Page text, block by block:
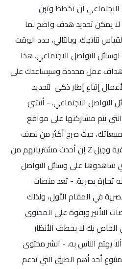
ان تخطط وتبنِ
لا يمكن تحديد هدف واضح لما
نتائجك. وبالتالي، حدد الوقت
لوسائل التواصل الاجتماعي. هذا
عمل محددة وسيساعدك على
إتباع إطار ذكى لتحديد
التواصل الاجتماعي. - أنشئ
يتم مشاركتها على مواقع
حيث صرح أكثر من نصف
مستخدمي الإنترنت من جيل الألفية وجيل Z إن أحدث مشترياتهم من
شاهدوها على وسائل التواصل
تجارة بصرية. - تعد منصات
في المقام الأول، ولذلك
التأثير وبقوة على المحتوى
بك لا يخطف الأنظار
يهتم الناس به. - انشر محتوى
أحد أهم الطرق التي تدعم